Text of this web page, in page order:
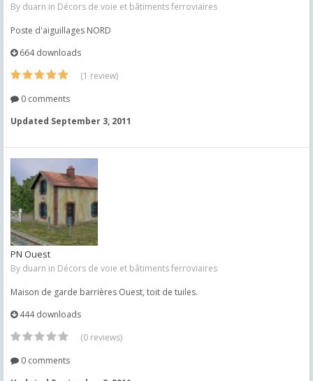
By duarn in Décors de voie et bâtiments ferroviaires
Poste d'aiguillages NORD
664 downloads
(1 review)
0 comments
Updated September 3, 2011
PN Ouest
By duarn in Décors de voie et bâtiments ferroviaires
Maison de garde barrières Ouest, toit de tuiles.
444 downloads
(0 reviews)
0 comments